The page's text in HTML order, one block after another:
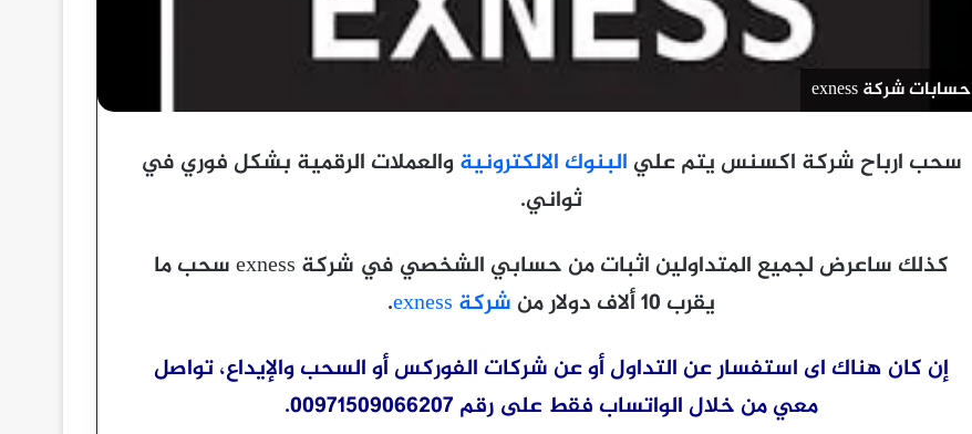
حسابات شركة exness
سحب ارباح شركة اكسنس يتم علي البنوك الالكترونيةوالعملات الرقمية بشكل فوري في
ثواني.
كذلك ساعرض لجميع المتداولين اثبات من حسابي الشخصي في شركة exness سحب ما
يقرب 10 ألاف دولار من
شركة exness
.
إن كان هناك اى استفسار عن التداول أو عن شركات الفوركس أو السحب والإيداع، تواصل
معي من خلال الواتساب فقط على رقم 00971509066207.